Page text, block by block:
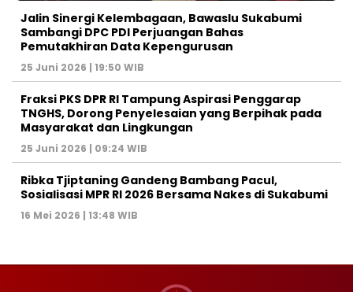
Jalin Sinergi Kelembagaan, Bawaslu Sukabumi
Sambangi DPC PDI Perjuangan Bahas
Pemutakhiran Data Kepengurusan
25 Juni 2026 | 19:50 WIB
‎Fraksi PKS DPR RI Tampung Aspirasi Penggarap
TNGHS, Dorong Penyelesaian yang Berpihak pada
Masyarakat dan Lingkungan‎
25 Juni 2026 | 09:24 WIB
Ribka Tjiptaning Gandeng Bambang Pacul,
Sosialisasi MPR RI 2026 Bersama Nakes di Sukabumi
16 Mei 2026 | 13:48 WIB